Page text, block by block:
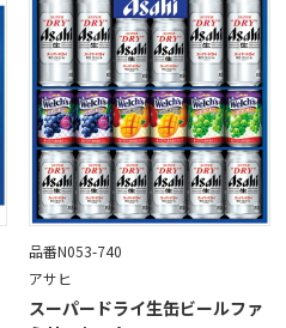
品番N053-740
アサヒ
スーパードライ生缶ビールファ